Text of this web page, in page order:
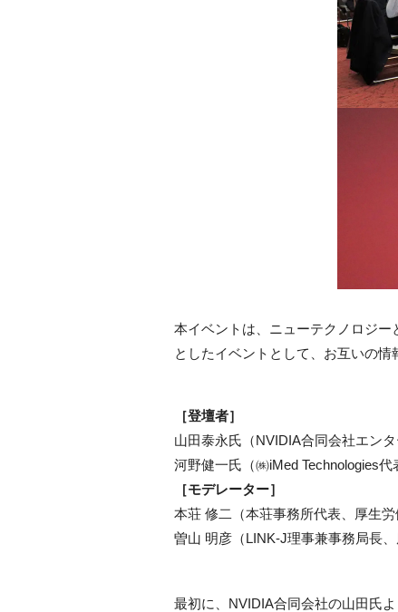
本イベントは、ニューテクノロジ
としたイベントとして、お互いの
［登壇者］
山田泰永氏（NVIDIA合同会社エン
河野健一氏（㈱iMed Technologies代
［モデレーター］
本荘 修二（本荘事務所代表、厚生
曽山 明彦（LINK-J理事兼事務局長
最初に、NVIDIA合同会社の山田氏